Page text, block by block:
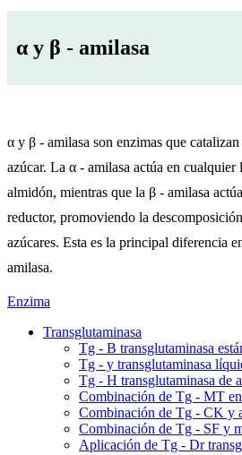
α y β - amilasa
α y β - amilasa son enzimas que
azúcar. La α - amilasa actúa en cualquier
almidón, mientras que la β - amilasa
reductor, promoviendo la
azúcares. Esta es la principal diferencia
amilasa.
Enzima
Transglutaminasa
Tg - B transglutaminasa
Tg - y transglutaminasa
Tg - H transglutaminasa de
Combinación de Tg - MT
Combinación de Tg - CK y
Combinación de Tg - SF y
Aplicación de Tg - Dr